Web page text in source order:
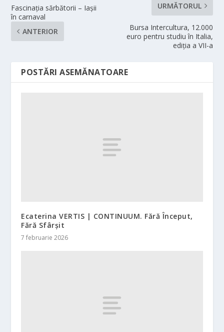
Fascinația sărbătorii – Iașii
în carnaval
ANTERIOR
URMĂTORUL
Bursa Intercultura, 12.000
euro pentru studiu în Italia,
ediția a VII-a
POSTĂRI ASEMĂNATOARE
Ecaterina VERTIS | CONTINUUM. Fără Început,
Fără Sfârșit
7 februarie 2026